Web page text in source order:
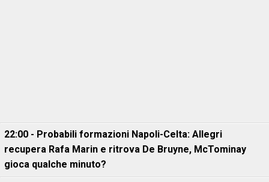
22:00 - Probabili formazioni Napoli-Celta: Allegri
recupera Rafa Marin e ritrova De Bruyne, McTominay
gioca qualche minuto?